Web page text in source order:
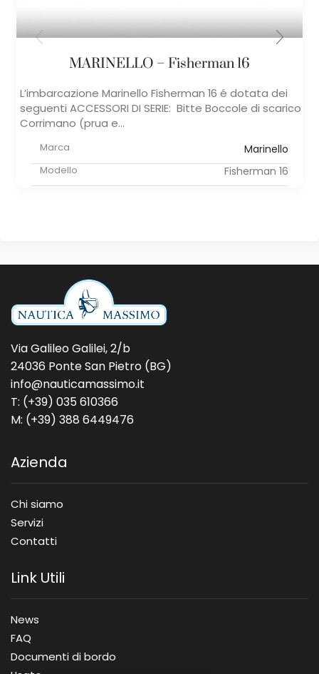
MARINELLO – Fisherman 16
L’imbarcazione Marinello Fisherman 16 é dotata dei
seguenti ACCESSORI DI SERIE: Bitte Boccole di scarico
Corrimano (prua e...
Marca Marinello
Modello Fisherman 16
Via Galileo Galilei, 2/b
24036 Ponte San Pietro (BG)
info@nauticamassimo.it
T: (+39) 035 610366
M: (+39) 388 6449476
Azienda
Chi siamo
Servizi
Contatti
Link Utili
News
FAQ
Documenti di bordo